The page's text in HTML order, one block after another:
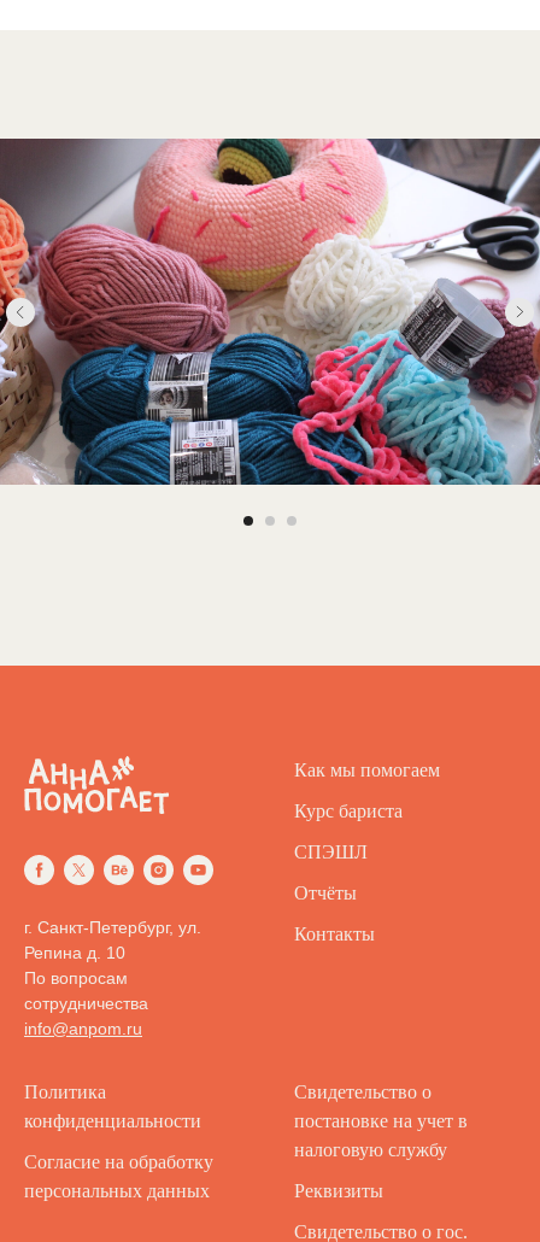
г. Санкт-Петербург, ул.
Репина д. 10
По вопросам
сотрудничества
info@anpom.ru
Как мы помогаем
Курс бариста
СПЭШЛ
Отчёты
Контакты
Политика
конфиденциальности
Согласие на обработку
персональных данных
Свидетельство о
постановке на учет в
налоговую службу
Реквизиты
Свидетельство о гос.